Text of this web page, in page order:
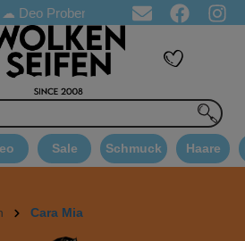
Proben in jeder Bestellung ☁
Sale Schmuck Haare
Cara Mia